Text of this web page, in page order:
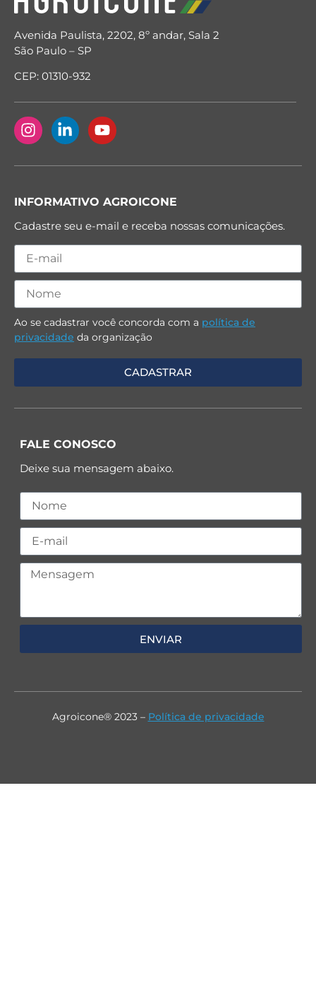
Avenida Paulista, 2202, 8º andar, Sala 2
São Paulo – SP
CEP: 01310-932
INFORMATIVO AGROICONE
Cadastre seu e-mail e receba nossas comunicações.
Ao se cadastrar você concorda com a política de
privacidade da organização
FALE CONOSCO
Deixe sua mensagem abaixo.
ENVIAR
Agroicone® 2023 – Política de privacidade